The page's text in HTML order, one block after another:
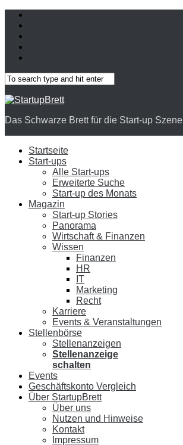
Das Schwarze Brett für die Start-up Szene
Startseite
Start-ups
Alle Start-ups
Erweiterte Suche
Start-up des Monats
Magazin
Start-up Stories
Panorama
Wirtschaft & Finanzen
Wissen
Finanzen
HR
IT
Marketing
Recht
Karriere
Events & Veranstaltungen
Stellenbörse
Stellenanzeigen
Stellenanzeige
schalten
Events
Geschäftskonto Vergleich
Über StartupBrett
Über uns
Nutzen und Hinweise
Kontakt
Impressum